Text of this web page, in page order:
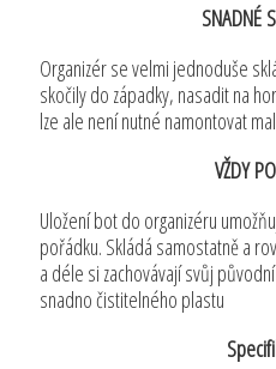
SNADNÉ
Organizér se velmi jednoduše
skočily do západky, nasadit na
lze ale není nutné namontovat
VŽDY
Uložení bot do organizéru
pořádku. Skládá samostatně a
a déle si zachovávají svůj
snadno čistitelného plastu